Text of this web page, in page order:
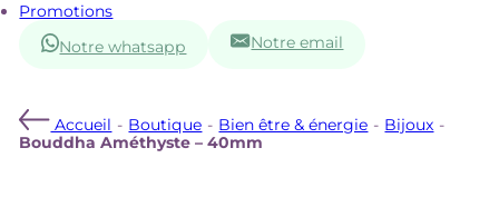
Promotions
Notre whatsapp
Notre email
Accueil - Boutique - Bien être & énergie - Bijoux -
Bouddha Améthyste – 40mm